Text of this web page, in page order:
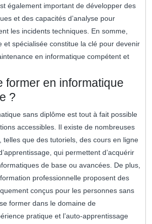
également important de développer des
et des capacités d’analyse pour
les incidents techniques. En somme,
et spécialisée constitue la clé pour devenir
en informatique compétent et
former en informatique
?
sans diplôme est tout à fait possible
accessibles. Il existe de nombreuses
telles que des tutoriels, des cours en ligne
qui permettent d’acquérir
de base ou avancées. De plus,
professionnelle proposent des
conçus pour les personnes sans
former dans le domaine de
pratique et l’auto-apprentissage